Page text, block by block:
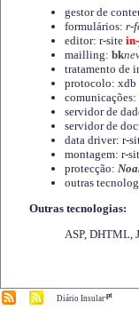
gestor de
formulários: r-
editor: r-site in-
mailling: bk
tratamento de
protocolo: xdb
servidor de
servidor de
data driver: r-
montagem: r-
protecção:
outras
Outras tecnologias:
ASP, DHTML,
Diário Insular.pt